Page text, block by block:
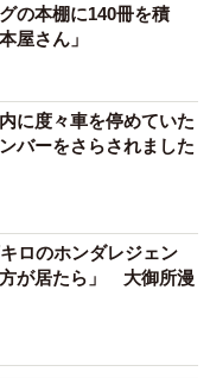
の本棚に140冊を積
屋さん」
に度々車を停めていた
バーをさらされました
ロのホンダレジェン
が居たら」 大御所漫